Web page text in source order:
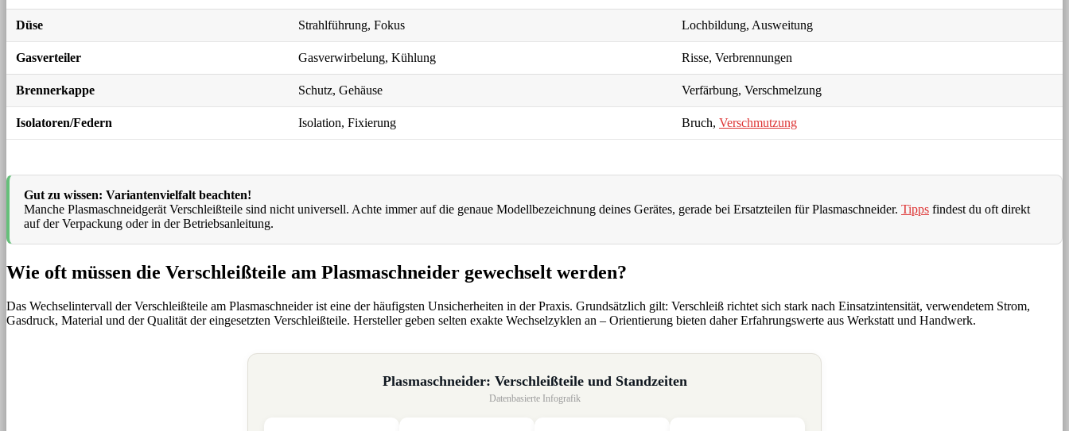
Düse Strahlführung, Fokus Lochbildung, Ausweitung
Gasverteiler Gasverwirbelung, Kühlung Risse, Verbrennungen
Brennerkappe Schutz, Gehäuse Verfärbung, Verschmelzung
Isolatoren/Federn Isolation, Fixierung Bruch, Verschmutzung
Gut zu wissen: Variantenvielfalt beachten!
Manche Plasmaschneidgerät Verschleißteile sind nicht universell. Achte immer auf die genaue Modellbezeichnung deines Gerätes, gerade bei Ersatzteilen für Plasmaschneider. Tipps findest du oft direkt
auf der Verpackung oder in der Betriebsanleitung.
Wie oft müssen die Verschleißteile am Plasmaschneider gewechselt werden?
Das Wechselintervall der Verschleißteile am Plasmaschneider ist eine der häufigsten Unsicherheiten in der Praxis. Grundsätzlich gilt: Verschleiß richtet sich stark nach Einsatzintensität, verwendetem Strom,
Gasdruck, Material und der Qualität der eingesetzten Verschleißteile. Hersteller geben selten exakte Wechselzyklen an – Orientierung bieten daher Erfahrungswerte aus Werkstatt und Handwerk.
Plasmaschneider: Verschleißteile und Standzeiten
Datenbasierte Infografik